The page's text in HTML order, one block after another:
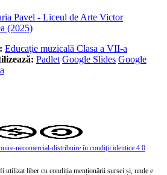
Pavel - Liceul de Arte Victor
(2025)
Educaţie muzicală Clasa a VII-a
Padlet Google Slides Google
necomercial-distribuire în condiţii identice 4.0
utilizat liber cu condiția menționării sursei și, unde e